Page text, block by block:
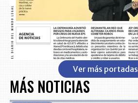
Ver más portadas
MÁS NOTICIAS